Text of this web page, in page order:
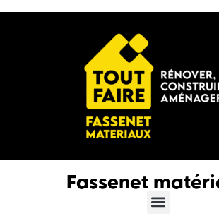
Fassenet